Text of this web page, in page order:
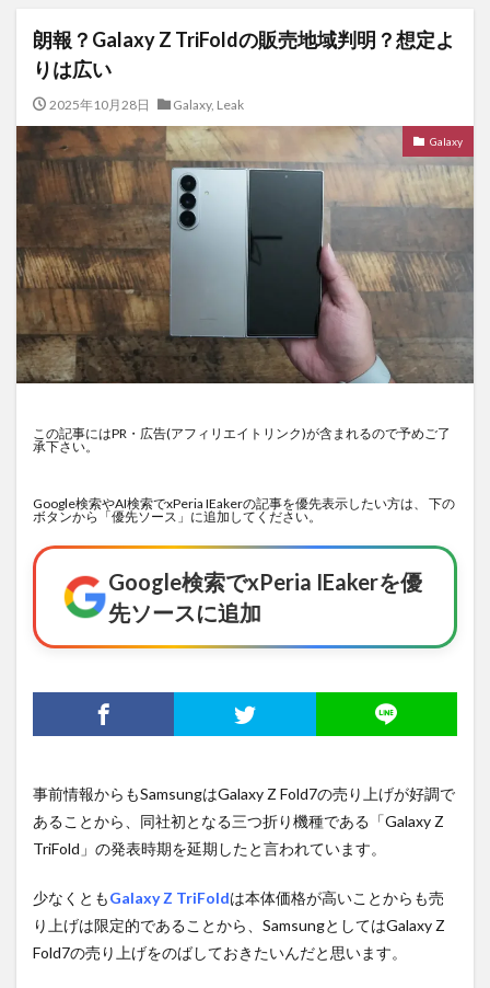
朗報？Galaxy Z TriFoldの販売地域判明？想定よ
りは広い
2025年10月28日 Galaxy, Leak
Galaxy
この記事にはPR・広告(アフィリエイトリンク)が含まれるので予めご了
承下さい。
Google検索やAI検索でxPeria IEakerの記事を優先表示したい方は、 下の
ボタンから「優先ソース」に追加してください。
Google検索でxPeria IEakerを優
先ソースに追加
事前情報からもSamsungはGalaxy Z Fold7の売り上げが好調で
あることから、同社初となる三つ折り機種である「Galaxy Z
TriFold」の発表時期を延期したと言われています。
少なくともGalaxy Z TriFoldは本体価格が高いことからも売
り上げは限定的であることから、SamsungとしてはGalaxy Z
Fold7の売り上げをのばしておきたいんだと思います。